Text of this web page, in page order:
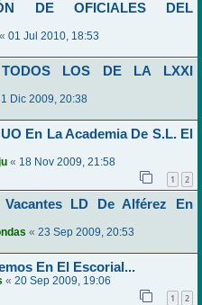
DE OFICIALES DEL
« 01 Jul 2010, 18:53
LOS DE LA LXXI
Dic 2009, 20:38
En La Academia De S.L. El
« 18 Nov 2009, 21:58
1 2
LD De Alférez En
« 23 Sep 2009, 20:53
En El Escorial...
« 20 Sep 2009, 19:06
1 2